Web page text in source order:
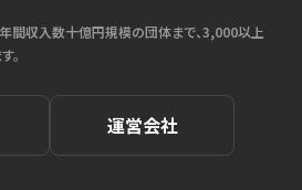
間収入数十億円規模の団体まで、3,000以上
。
運営会社